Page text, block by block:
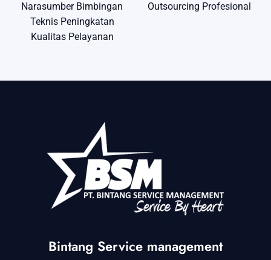
Narasumber Bimbingan
Teknis Peningkatan
Kualitas Pelayanan
Outsourcing Profesional
Bintang Service management